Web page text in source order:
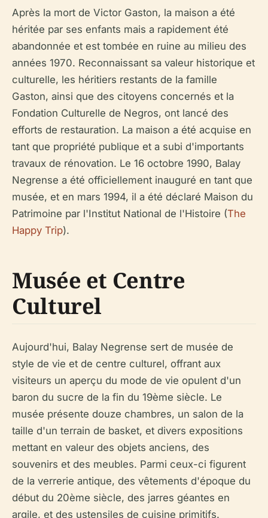
Après la mort de Victor Gaston, la maison a été
héritée par ses enfants mais a rapidement été
abandonnée et est tombée en ruine au milieu des
années 1970. Reconnaissant sa valeur historique et
culturelle, les héritiers restants de la famille
Gaston, ainsi que des citoyens concernés et la
Fondation Culturelle de Negros, ont lancé des
efforts de restauration. La maison a été acquise en
tant que propriété publique et a subi d'importants
travaux de rénovation. Le 16 octobre 1990, Balay
Negrense a été officiellement inauguré en tant que
musée, et en mars 1994, il a été déclaré Maison du
Patrimoine par l'Institut National de l'Histoire (The
Happy Trip).
Musée et Centre
Culturel
Aujourd'hui, Balay Negrense sert de musée de
style de vie et de centre culturel, offrant aux
visiteurs un aperçu du mode de vie opulent d'un
baron du sucre de la fin du 19ème siècle. Le
musée présente douze chambres, un salon de la
taille d'un terrain de basket, et divers expositions
mettant en valeur des objets anciens, des
souvenirs et des meubles. Parmi ceux-ci figurent
de la verrerie antique, des vêtements d'époque du
début du 20ème siècle, des jarres géantes en
argile, et des ustensiles de cuisine primitifs.